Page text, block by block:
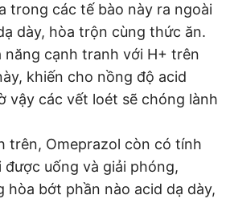
trong các tế bào này ra ngoài
dày, hòa trộn cùng thức ăn.
năng cạnh tranh với H+ trên
khiến cho nồng độ acid
vậy các vết loét sẽ chóng lành
trên, Omeprazol còn có tính
được uống và giải phóng,
hòa bớt phần nào acid dạ dày,